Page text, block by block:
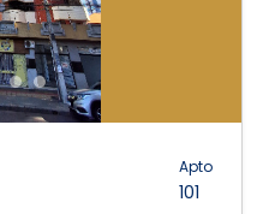
Apto
101